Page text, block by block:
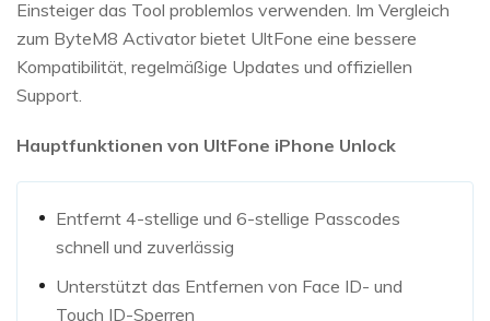
Einsteiger das Tool problemlos verwenden. Im Vergleich
zum ByteM8 Activator bietet UltFone eine bessere
Kompatibilität, regelmäßige Updates und offiziellen
Support.
Hauptfunktionen von UltFone iPhone Unlock
Entfernt 4-stellige und 6-stellige Passcodes
schnell und zuverlässig
Unterstützt das Entfernen von Face ID- und
Touch ID-Sperren